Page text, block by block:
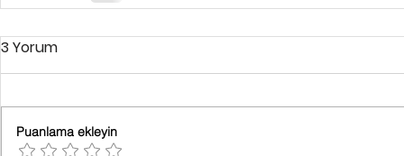
3 Yorum
Puanlama ekleyin